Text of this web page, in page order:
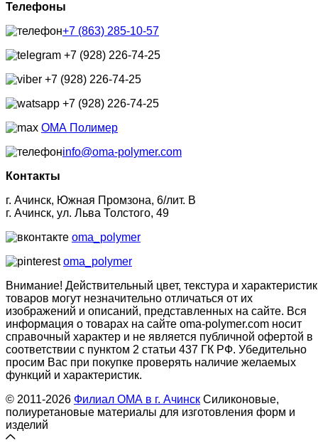
Телефоны
+7 (863) 285-10-57
+7 (928) 226-74-25
+7 (928) 226-74-25
+7 (928) 226-74-25
ОМА Полимер
info@oma-polymer.com
Контакты
г. Ачинск, Южная Промзона, 6/лит. В
г. Ачинск, ул. Льва Толстого, 49
oma_polymer
oma_polymer
Внимание! Действительный цвет, текстура и
товаров могут незначительно отличаться от их
изображений и описаний, представленных на сайте. Вся
информация о товарах на сайте oma-polymer.com носит
справочный характер и не является публичной офертой в
соответствии с пунктом 2 статьи 437 ГК РФ. Убедительно
просим Вас при покупке проверять наличие желаемых
функций и характеристик.
© 2011-2026 Филиал ОМА в г. Ачинск Силиконовые,
полиуретановые материалы для изготовления форм и
изделий